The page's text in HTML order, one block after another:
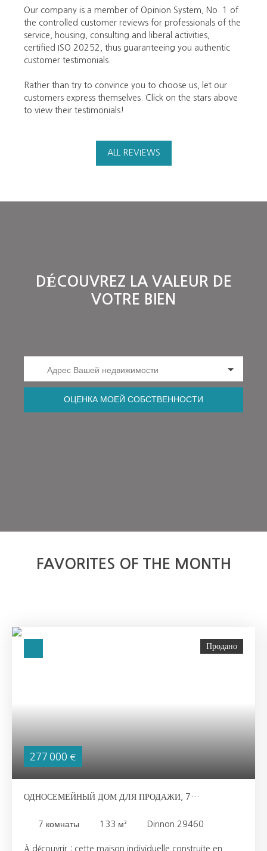
Our company is a member of Opinion System, No. 1 of
the controlled customer reviews for professionals of the
service, housing, consulting and liberal activities,
certified ISO 20252, thus guaranteeing you authentic
customer testimonials.
Rather than try to convince you to choose us, let our
customers express themselves. Click on the stars above
to view their testimonials!
ALL REVIEWS
DÉCOUVREZ LA VALEUR DE
VOTRE BIEN
Адрес Вашей недвижимости
ОЦЕНКА МОЕЙ СОБСТВЕННОСТИ
FAVORITES OF THE MONTH
277 000€
Продано
ОДНОСЕМЕЙНЫЙ ДОМ ДЛЯ ПРОДАЖИ, 7
7 комнаты 133 м² Dirinon 29460
À découvrir : cette maison individuelle construite en